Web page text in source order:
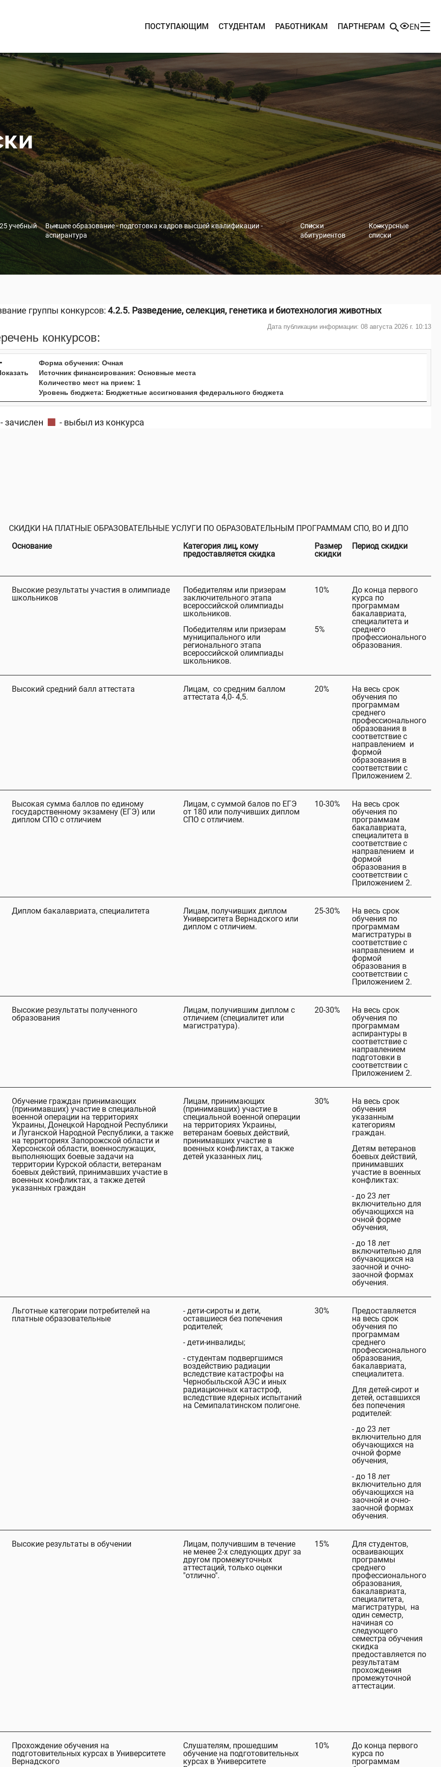
ПОСТУПАЮЩИМ СТУДЕНТАМ РАБОТНИКАМ ПАРТНЕРАМ EN
учебный
Высшее образование - подготовка кадров высшей квалификации -
аспирантура
Списки
абитуриентов
Конкурсные
списки
группы конкурсов: 4.2.5. Разведение, селекция, генетика и биотехнология животных
конкурсов:
Дата публикации информации: 08 августа 2026 г. 10:13
Форма обучения: Очная
Источник финансирования: Основные места
Количество мест на прием: 1
Уровень бюджета: Бюджетные ассигнования федерального бюджета
зачислен - выбыл из конкурса
СКИДКИ НА ПЛАТНЫЕ ОБРАЗОВАТЕЛЬНЫЕ УСЛУГИ ПО ОБРАЗОВАТЕЛЬНЫМ ПРОГРАММАМ СПО, ВО И ДПО
Основание
Категория лиц, кому
предоставляется скидка
Размер
скидки
Период скидки
Высокие результаты участия в олимпиаде
школьников
Победителям или призерам
заключительного этапа
всероссийской олимпиады
школьников.
Победителям или призерам
муниципального или
регионального этапа
всероссийской олимпиады
школьников.
10%
5%
До конца первого
курса по
программам
бакалавриата,
специалитета и
среднего
профессионального
образования.
Высокий средний балл аттестата
Лицам, со средним баллом
аттестата 4,0- 4,5.
20%
На весь срок
обучения по
программам
среднего
профессионального
образования в
соответствие с
направлением и
формой
образования в
соответствии с
Приложением 2.
Высокая сумма баллов по единому
государственному экзамену (ЕГЭ) или
диплом СПО с отличием
Лицам, с суммой балов по ЕГЭ
от 180 или получивших диплом
СПО с отличием.
10-30%
На весь срок
обучения по
программам
бакалавриата,
специалитета в
соответствие с
направлением и
формой
образования в
соответствии с
Приложением 2.
Диплом бакалавриата, специалитета
Лицам, получивших диплом
Университета Вернадского или
диплом с отличием.
25-30%
На весь срок
обучения по
программам
магистратуры в
соответствие с
направлением и
формой
образования в
соответствии с
Приложением 2.
Высокие результаты полученного
образования
Лицам, получившим диплом с
отличием (специалитет или
магистратура).
20-30%
На весь срок
обучения по
программам
аспирантуры в
соответствие с
направлением
подготовки в
соответствии с
Приложением 2.
Обучение граждан принимающих
(принимавших) участие в специальной
военной операции на территориях
Украины, Донецкой Народной Республики
и Луганской Народной Республики, а также
на территориях Запорожской области и
Херсонской области, военнослужащих,
выполняющих боевые задачи на
территории Курской области, ветеранам
боевых действий, принимавших участие в
военных конфликтах, а также детей
указанных граждан
Лицам, принимающих
(принимавших) участие в
специальной военной операции
на территориях Украины,
ветеранам боевых действий,
принимавших участие в
военных конфликтах, а также
детей указанных лиц.
30%
На весь срок
обучения
указанным
категориям
граждан.
Детям ветеранов
боевых действий,
принимавших
участие в военных
конфликтах:
- до 23 лет
включительно для
обучающихся на
очной форме
обучения,
- до 18 лет
включительно для
обучающихся на
заочной и очно-
заочной формах
обучения.
Льготные категории потребителей на
платные образовательные
- дети-сироты и дети,
оставшиеся без попечения
родителей;
- дети-инвалиды;
- студентам подвергшимся
воздействию радиации
вследствие катастрофы на
Чернобыльской АЭС и иных
радиационных катастроф,
вследствие ядерных испытаний
на Семипалатинском полигоне.
30%
Предоставляется
на весь срок
обучения по
программам
среднего
профессионального
образования,
бакалавриата,
специалитета.
Для детей-сирот и
детей, оставшихся
без попечения
родителей:
- до 23 лет
включительно для
обучающихся на
очной форме
обучения,
- до 18 лет
включительно для
обучающихся на
заочной и очно-
заочной формах
обучения.
Высокие результаты в обучении
Лицам, получившим в течение
не менее 2-х следующих друг за
другом промежуточных
аттестаций, только оценки
"отлично".
15%
Для студентов,
осваивающих
программы
среднего
профессионального
образования,
бакалавриата,
специалитета,
магистратуры, на
один семестр,
начиная со
следующего
семестра обучения
скидка
предоставляется по
результатам
прохождения
промежуточной
аттестации.
Прохождение обучения на
подготовительных курсах в Университете
Вернадского
Слушателям, прошедшим
обучение на подготовительных
курсах в Университете
10%
До конца первого
курса по
программам